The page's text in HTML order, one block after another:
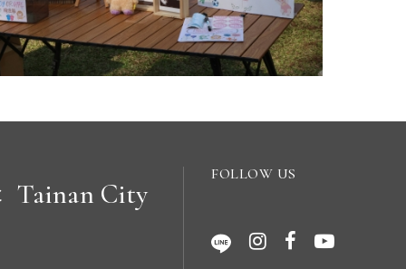
Tainan City
FOLLOW US